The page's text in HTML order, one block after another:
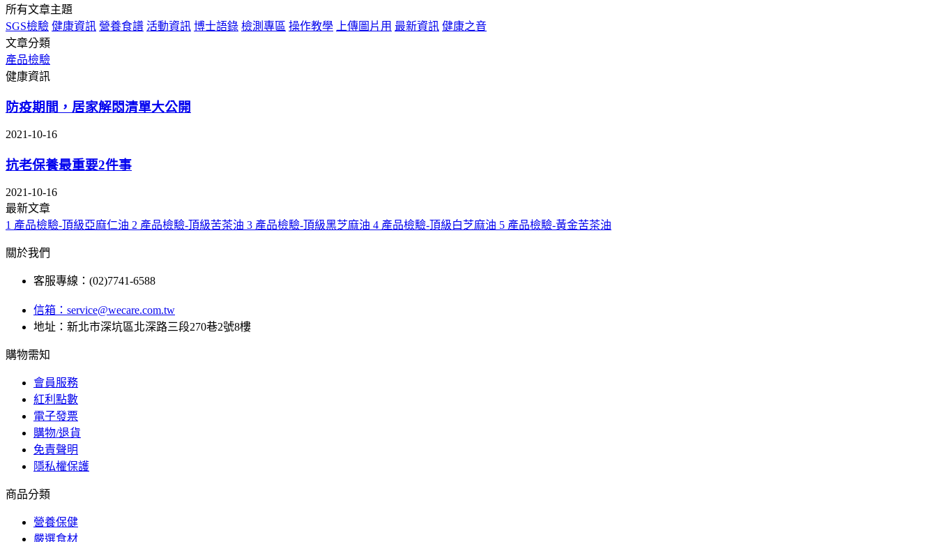
所有文章主題
SGS檢驗 健康資訊 營養食譜 活動資訊 博士語錄 檢測專區 操作教學 上傳圖片用 最新資訊 健康之音
文章分類
產品檢驗
健康資訊
防疫期間，居家解悶清單大公開
2021-10-16
抗老保養最重要2件事
2021-10-16
最新文章
1 產品檢驗-頂級亞麻仁油 2 產品檢驗-頂級苦茶油 3 產品檢驗-頂級黑芝麻油 4 產品檢驗-頂級白芝麻油 5 產品檢驗-黃金苦茶油
關於我們
客服專線：(02)7741-6588
信箱： service@wecare.com.tw
地址：新北市深坑區北深路三段270巷2號8樓
購物需知
會員服務
紅利點數
電子發票
購物/退貨
免責聲明
隱私權保護
商品分類
營養保健
嚴選食材